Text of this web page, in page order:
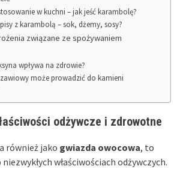
w kuchni – jak jeść karambolę?
z karambolą – sok, dżemy, sosy?
związane ze spożywaniem
wpływa na zdrowie?
może prowadzić do kamieni
odżywcze i zdrowotne
również jako gwiazda owocowa, to
właściwościach odżywczych.